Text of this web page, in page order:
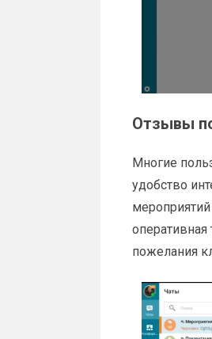
Отзывы
Многие
удобство
пожелания